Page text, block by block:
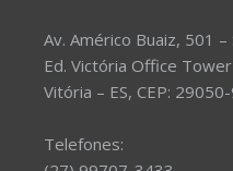
Av. Américo Buaiz, 501 –
Ed. Victória Office
Vitória – ES, CEP:
Telefones: